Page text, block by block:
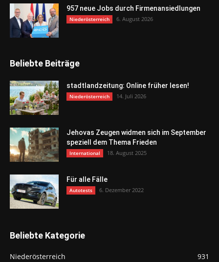
957 neue Jobs durch Firmenansiedlungen
Niederösterreich 6. August 2026
Beliebte Beiträge
stadtlandzeitung: Online früher lesen!
Niederösterreich 14. Juli 2026
Jehovas Zeugen widmen sich im September
speziell dem Thema Frieden
International 18. August 2025
Für alle Fälle
Autotests 6. Dezember 2022
Beliebte Kategorie
Niederösterreich
931